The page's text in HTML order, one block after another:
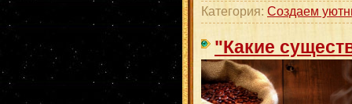
Категория: Создаем
"Какие